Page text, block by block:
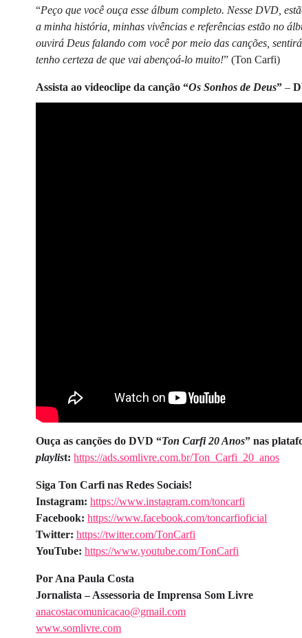
“Peço que você ouça esse álbum completo. Nesse DVD,
a minha história, minhas vivências e referências estão no
ouvirá Deus falando com você por meio das canções,
tenho certeza de que vai abençoá-lo muito!” (Ton Carfi)
Assista ao videoclipe da canção “Os Sonhos de Deus” –
Ouça as canções do DVD “Ton Carfi 20 Anos” nas
playlist: https://ads.somlivre.com.br/Ton_Carfi_20_anos
Siga Ton Carfi nas Redes Sociais!
Instagram: https://www.instagram.com/toncarfi
Facebook: https://www.facebook.com/toncarfioficial
Twitter: https://twitter.com/TonCarfi
YouTube: https://www.youtube.com/TonCarfi
Por Ana Paula Costa
Jornalista – Assessoria de Imprensa Som Livre
anacostacomunicacao@gmail.com
www.somlivre.com